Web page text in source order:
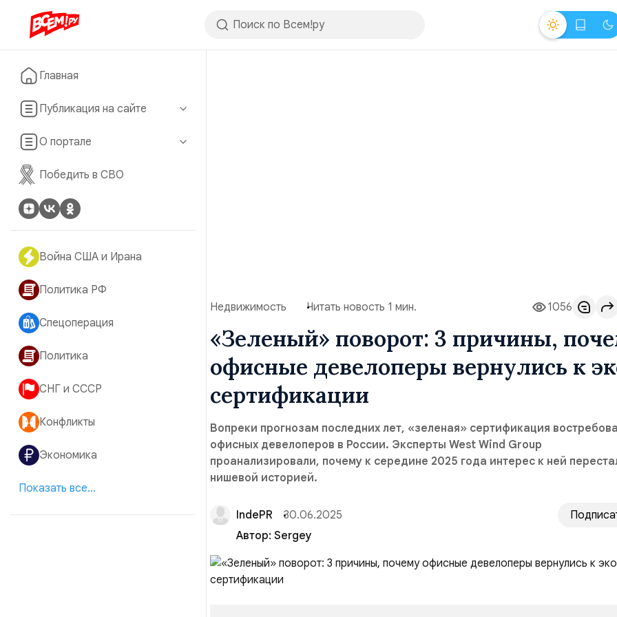
Главная
Публикация на сайте
О портале
Победить в СВО
Война США и Ирана
Политика РФ
Спецоперация
Политика
СНГ и СССР
Конфликты
Экономика
Показать все...
Недвижимость Читать новость 1 мин. 1056
«Зеленый» поворот: 3 причины,
офисные девелоперы вернулись к
сертификации
Вопреки прогнозам последних лет, «зеленая» сертификация
офисных девелоперов в России. Эксперты West Wind Group
проанализировали, почему к середине 2025 года интерес к ней
нишевой историей.
IndePR 30.06.2025
Автор: Sergey